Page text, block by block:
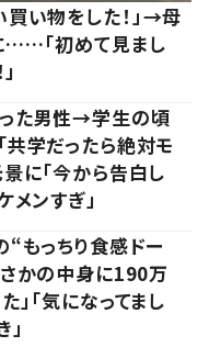
い物をした！」→母
……「初めて見まし
た男性→学生の頃
学だったら絶対モ
に「今から告白し
メンすぎ」
もっちり食感ドー
かの中身に190万
」「気になってまし